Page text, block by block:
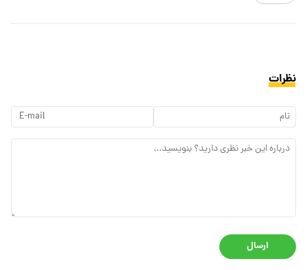
نظرات
ارسال